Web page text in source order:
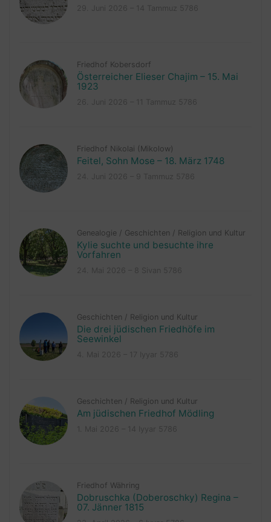
Friedhof Kobersdorf
Österreicher Elieser Chajim – 15. Mai
1923
Friedhof Nikolai (Mikolow)
Feitel, Sohn Mose – 18. März 1748
Genealogie / Geschichten / Religion und Kultur
Kylie suchte und besuchte ihre
Vorfahren
Geschichten / Religion und Kultur
Die drei jüdischen Friedhöfe im
Seewinkel
Geschichten / Religion und Kultur
Am jüdischen Friedhof Mödling
Friedhof Währing
Dobruschka (Doberoschky) Regina –
07. Jänner 1815